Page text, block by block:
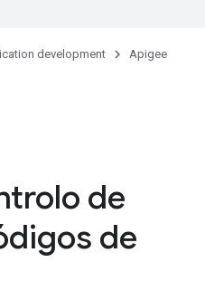
development
Apigee
de
de